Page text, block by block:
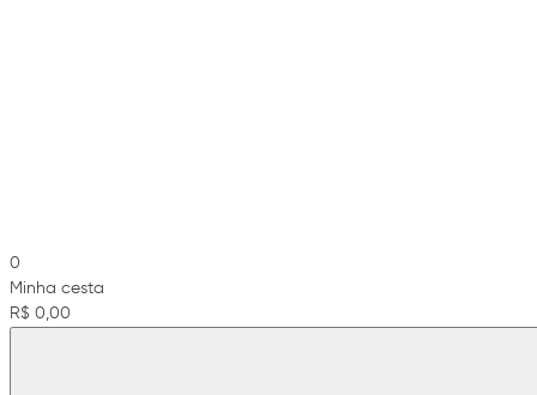
0
Minha cesta
R$ 0,00